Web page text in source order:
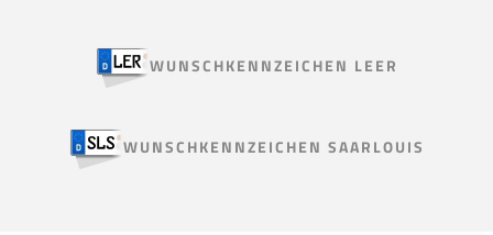
WUNSCHKENNZEICHEN LEER
WUNSCHKENNZEICHEN SAARLOUIS